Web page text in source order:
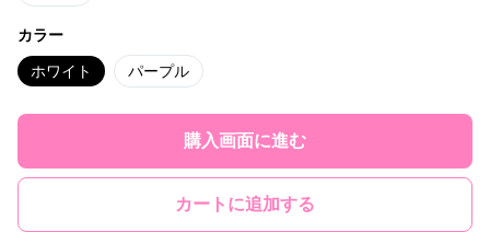
カラー
ホワイト パープル
購入画面に進む
カートに追加する